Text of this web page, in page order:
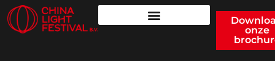
onze